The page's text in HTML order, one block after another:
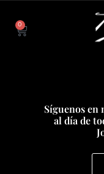
0
Síguenos en
al día de